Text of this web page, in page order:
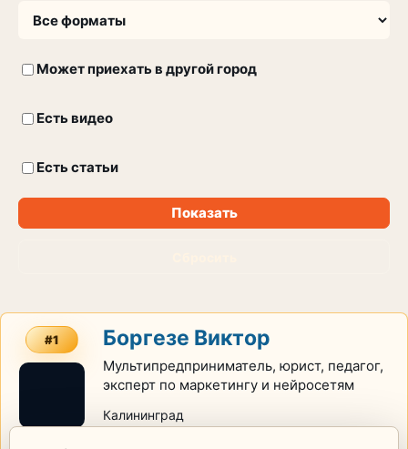
Может приехать в другой город
Есть видео
Есть статьи
Показать
#1 Боргезе Виктор
Мультипредприниматель, юрист, педагог,
эксперт по маркетингу и нейросетям
Калининград